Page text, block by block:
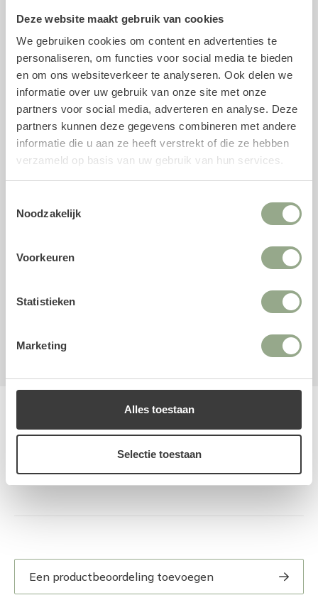
Deze website maakt gebruik van cookies
We gebruiken cookies om content en advertenties te
personaliseren, om functies voor social media te bieden
en om ons websiteverkeer te analyseren. Ook delen we
informatie over uw gebruik van onze site met onze
partners voor social media, adverteren en analyse. Deze
partners kunnen deze gegevens combineren met andere
informatie die u aan ze heeft verstrekt of die ze hebben
verzameld op basis van uw gebruik van hun services.
Noodzakelijk
Voorkeuren
Statistieken
Marketing
Alles toestaan
Selectie toestaan
Specificaties kunststeel
Soort: Bloesem
Lengte: 120 cm
Kleur: Wit
Vorm: Vertakt
Materiaal: Zijde en kunststof
Met onze unieke
is het mogelijk om de
geur van verse snijbloemen toe te voegen aan jouw
kunststelen. Het parfum is speciaal ontwikkeld voor
zijden bloemen en biedt naast een natuurgetrouwe geur
minder stof aantrekken en langer fris blijven.
Reviews
Een productbeoordeling toevoegen